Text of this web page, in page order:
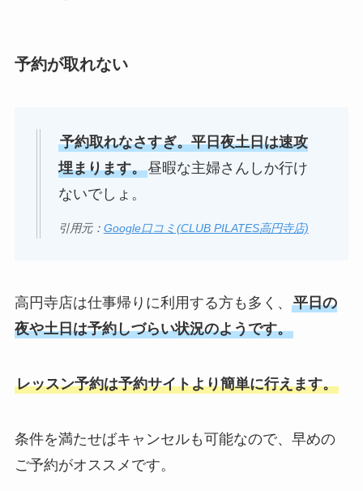
予約が取れない
予約取れなさすぎ。平日夜土日は速攻
埋まります。昼暇な主婦さんしか行け
ないでしょ。
引用元： Google口コミ(CLUB PILATES高円寺店)
高円寺店は仕事帰りに利用する方も多く、 平日の
夜や土日は予約しづらい状況のようです。
レッスン予約は予約サイトより簡単に行えます。
条件を満たせばキャンセルも可能なので、早めの
ご予約がオススメです。